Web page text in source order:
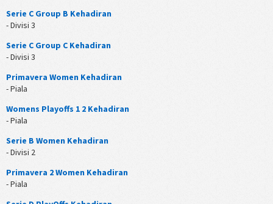
Serie C Group B Kehadiran
- Divisi 3
Serie C Group C Kehadiran
- Divisi 3
Primavera Women Kehadiran
- Piala
Womens Playoffs 1 2 Kehadiran
- Piala
Serie B Women Kehadiran
- Divisi 2
Primavera 2 Women Kehadiran
- Piala